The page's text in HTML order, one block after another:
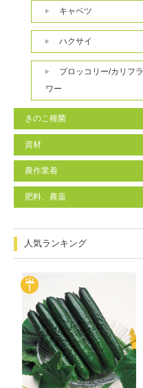
キャベツ
ハクサイ
ブロッコリー/カリフラ
ワー
きのこ種菌
資材
農作業着
肥料、農薬
人気ランキング